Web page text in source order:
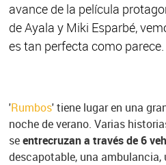
avance de la película
de Ayala y Miki Esparbé,
es tan perfecta como parece.
'Rumbos' tiene lugar en una
noche de verano. Varias
seentrecruzan a través de 6
descapotable, una ambulancia,